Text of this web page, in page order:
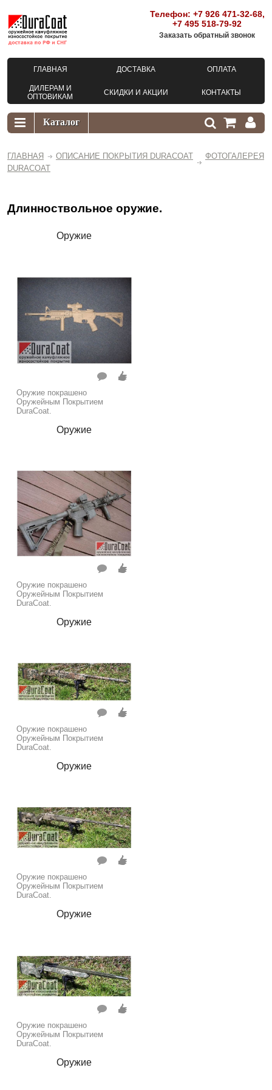
Телефон: +7 926 471-32-68,
+7 495 518-79-92
Заказать обратный звонок
ГЛАВНАЯ ДОСТАВКА ОПЛАТА
ДИЛЕРАМ И
ОПТОВИКАМ
СКИДКИ И АКЦИИ КОНТАКТЫ
ГЛАВНАЯ ОПИСАНИЕ ПОКРЫТИЯ DURACOAT
ФОТОГАЛЕРЕЯ
DURACOAT
Длинноствольное оружие.
Оружие
Оружие покрашено
Оружейным Покрытием
DuraCoat.
Оружие
Оружие покрашено
Оружейным Покрытием
DuraCoat.
Оружие
Оружие покрашено
Оружейным Покрытием
DuraCoat.
Оружие
Оружие покрашено
Оружейным Покрытием
DuraCoat.
Оружие
Оружие покрашено
Оружейным Покрытием
DuraCoat.
Оружие